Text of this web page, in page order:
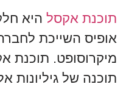
תוכנת אקסל היא
אופיס השייכת
מיקרוסופט. תוכנת
תוכנה של גיליונות